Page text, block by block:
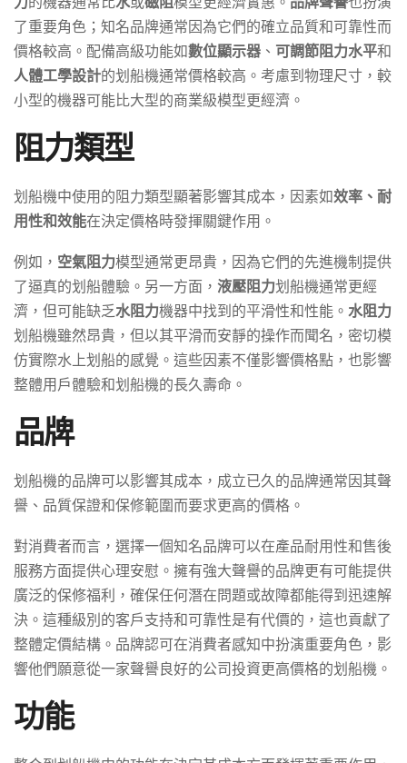
了重要角色；知名品牌通常因為它們的確立品質和可靠性而
價格較高。配備高級功能如數位顯示器 、 可調節阻力水平和
人體工學設計的划船機通常價格較高。考慮到物理尺寸，較
小型的機器可能比大型的商業級模型更經濟。
阻力類型
划船機中使用的阻力類型顯著影響其成本，因素如效率、耐
用性和效能在決定價格時發揮關鍵作用。
例如， 空氣阻力模型通常更昂貴，因為它們的先進機制提供
了逼真的划船體驗。另一方面， 液壓阻力划船機通常更經
濟，但可能缺乏水阻力機器中找到的平滑性和性能。 水阻力
划船機雖然昂貴，但以其平滑而安靜的操作而聞名，密切模
仿實際水上划船的感覺。這些因素不僅影響價格點，也影響
整體用戶體驗和划船機的長久壽命。
品牌
划船機的品牌可以影響其成本，成立已久的品牌通常因其聲
譽、品質保證和保修範圍而要求更高的價格。
對消費者而言，選擇一個知名品牌可以在產品耐用性和售後
服務方面提供心理安慰。擁有強大聲譽的品牌更有可能提供
廣泛的保修福利，確保任何潛在問題或故障都能得到迅速解
決。這種級別的客戶支持和可靠性是有代價的，這也貢獻了
整體定價結構。品牌認可在消費者感知中扮演重要角色，影
響他們願意從一家聲譽良好的公司投資更高價格的划船機。
功能